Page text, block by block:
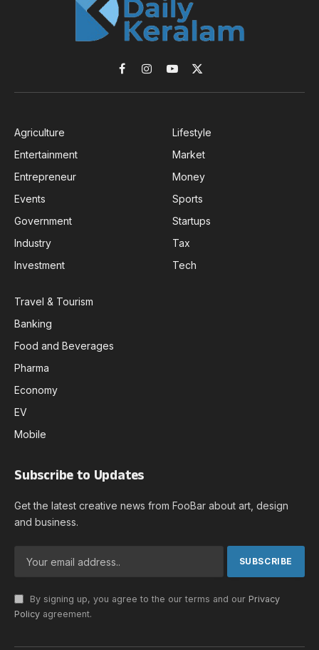
Facebook
InstagramYouTube
X
(Twitter)
Agriculture
Entertainment
Entrepreneur
Events
Government
Industry
Investment
Lifestyle
Market
Money
Sports
Startups
Tax
Tech
Travel & Tourism
Banking
Food and Beverages
Pharma
Economy
EV
Mobile
Subscribe to Updates
Get the latest creative news from FooBar about art, design
and business.
By signing up, you agree to the our terms and our Privacy
Policy agreement.